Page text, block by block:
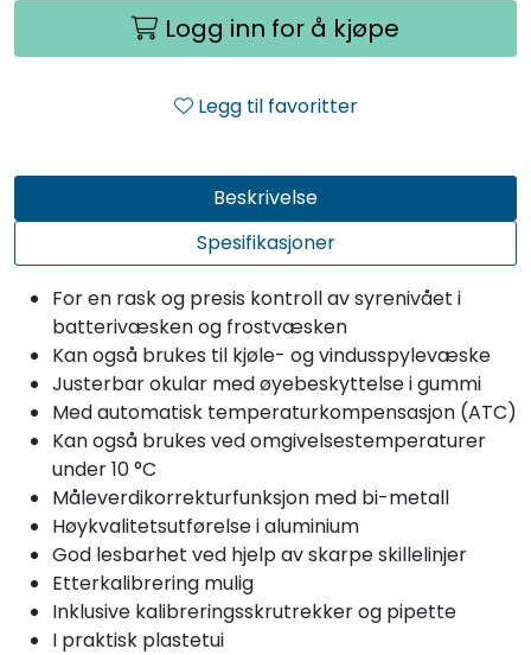
Logg inn for å kjøpe
Legg til favoritter
Beskrivelse
Spesifikasjoner
For en rask og presis kontroll av syrenivået i
batterivæsken og frostvæsken
Kan også brukes til kjøle- og vindusspylevæske
Justerbar okular med øyebeskyttelse i gummi
Med automatisk temperaturkompensasjon (ATC)
Kan også brukes ved omgivelsestemperaturer
under 10 °C
Måleverdikorrekturfunksjon med bi-metall
Høykvalitetsutførelse i aluminium
God lesbarhet ved hjelp av skarpe skillelinjer
Etterkalibrering mulig
Inklusive kalibreringsskrutrekker og pipette
I praktisk plastetui